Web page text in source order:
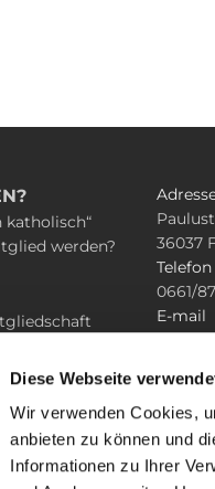
Diese Webseite
Wir verwenden Cookies,
anbieten zu können und
Informationen zu Ihrer
katholisch“
werden?
36037
Telefon
0661/
E-mail